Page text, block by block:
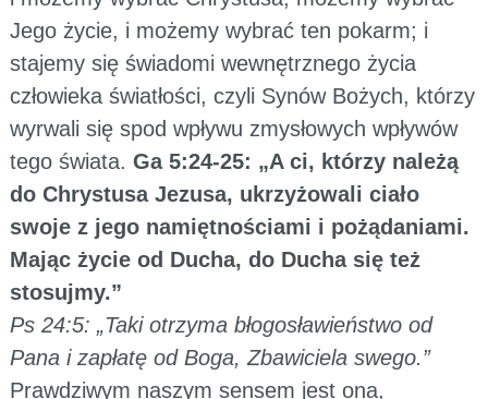
Jego życie, i możemy wybrać ten pokarm; i
stajemy się świadomi wewnętrznego życia
człowieka światłości, czyli Synów Bożych, którzy
wyrwali się spod wpływu zmysłowych wpływów
tego świata. Ga 5:24-25: „A ci, którzy należą
do Chrystusa Jezusa, ukrzyżowali ciało
swoje z jego namiętnościami i pożądaniami.
Mając życie od Ducha, do Ducha się też
stosujmy.”
Ps 24:5: „Taki otrzyma błogosławieństwo od
Pana i zapłatę od Boga, Zbawiciela swego.”
Prawdziwym naszym sensem jest ona,